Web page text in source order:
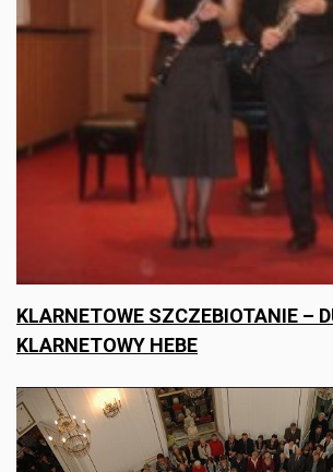
KLARNETOWE SZCZEBIOTANIE –
KLARNETOWY HEBE